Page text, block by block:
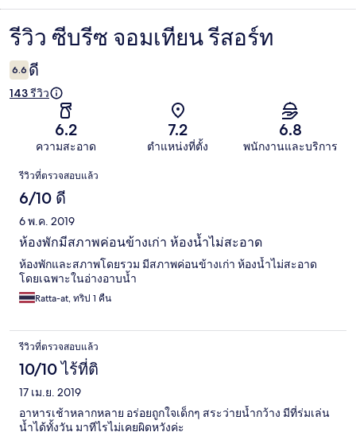
รีวิว
รีวิว ซีบรีซ จอมเทียน รีสอร์ท
6.6 ดี
143 รีวิว
6.2
ความสะอาด
7.2
ตำแหน่งที่ตั้ง
6.8
พนักงานและบริการ
รีวิว
รีวิวที่ตรวจสอบแล้ว
6/10 ดี
6 พ.ค. 2019
ห้องพักมีสภาพค่อนข้างเก่า ห้องน้ำไม่สะอาด
ห้องพักและสภาพโดยรวม มีสภาพค่อนข้างเก่า ห้องน้ำไม่สะอาด
โดยเฉพาะในอ่างอาบน้ำ
Ratta-at, ทริป 1 คืน
รีวิวที่ตรวจสอบแล้ว
10/10 ไร้ที่ติ
17 เม.ย. 2019
อาหารเช้าหลากหลาย​ อร่อยถูกใจเด็กๆ​ สระว่ายน้ำกว้าง​ มีที่ร่มเล่น
น้ำได้ทั้งวัน​ มาทีไรไม่เคยผิดหวังค่ะ